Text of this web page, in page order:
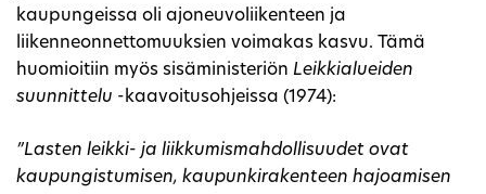
kaupungeissa oli ajoneuvoliikenteen ja
liikenneonnettomuuksien voimakas kasvu. Tämä
huomioitiin myös sisäministeriön Leikkialueiden
suunnittelu -kaavoitusohjeissa (1974):
”Lasten leikki- ja liikkumismahdollisuudet ovat
kaupungistumisen, kaupunkirakenteen hajoamisen